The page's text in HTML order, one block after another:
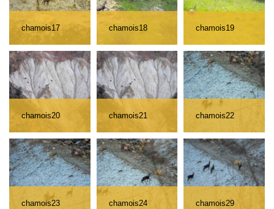
chamois17 chamois18 chamois19
chamois20 chamois21 chamois22
chamois23 chamois24 chamois29